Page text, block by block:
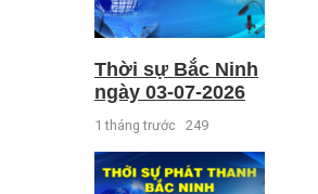
Thời sự Bắc Ninh
ngày 03-07-2026
1 tháng trước 249